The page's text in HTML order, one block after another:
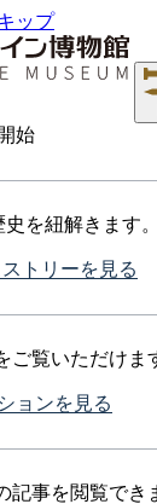
ップ
始
を紐解きます。
トリーを見る
覧いただけま
ョンを見る
事を閲覧でき